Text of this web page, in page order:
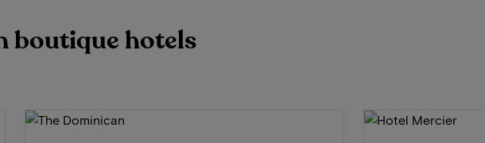
boutique hotels